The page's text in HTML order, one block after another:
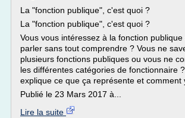
La "fonction publique", c'est quoi ?
La "fonction publique", c'est quoi ?
Vous vous intéressez à la fonction
parler sans tout comprendre ? Vous ne
plusieurs fonctions publiques ou vous ne
les différentes catégories de fonctionnaire
explique ce que ça représente et comment
Publié le 23 Mars 2017 à...
Lire la suite